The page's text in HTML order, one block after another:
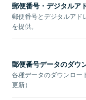
郵便番号・デジタルア
郵便番号とデジタルアド
を提供。
郵便番号データのダウ
各種データのダウンロー
更新）